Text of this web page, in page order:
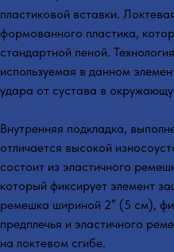
пластиковой вставки.
формованного пластика,
стандартной пеной.
используемая в данном
удара от сустава в
Внутренняя подкладка,
отличается высокой
состоит из эластичного
который фиксирует элемент
ремешка шириной 2″ (5 см),
предплечья и эластичного
на локтевом сгибе.